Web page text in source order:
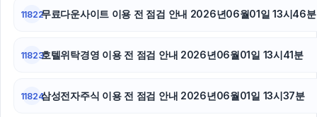
11822무료다운사이트 이용 전 점검 안내 2026년06월01일 13시46분
11823호텔위탁경영 이용 전 점검 안내 2026년06월01일 13시41분
11824삼성전자주식 이용 전 점검 안내 2026년06월01일 13시37분